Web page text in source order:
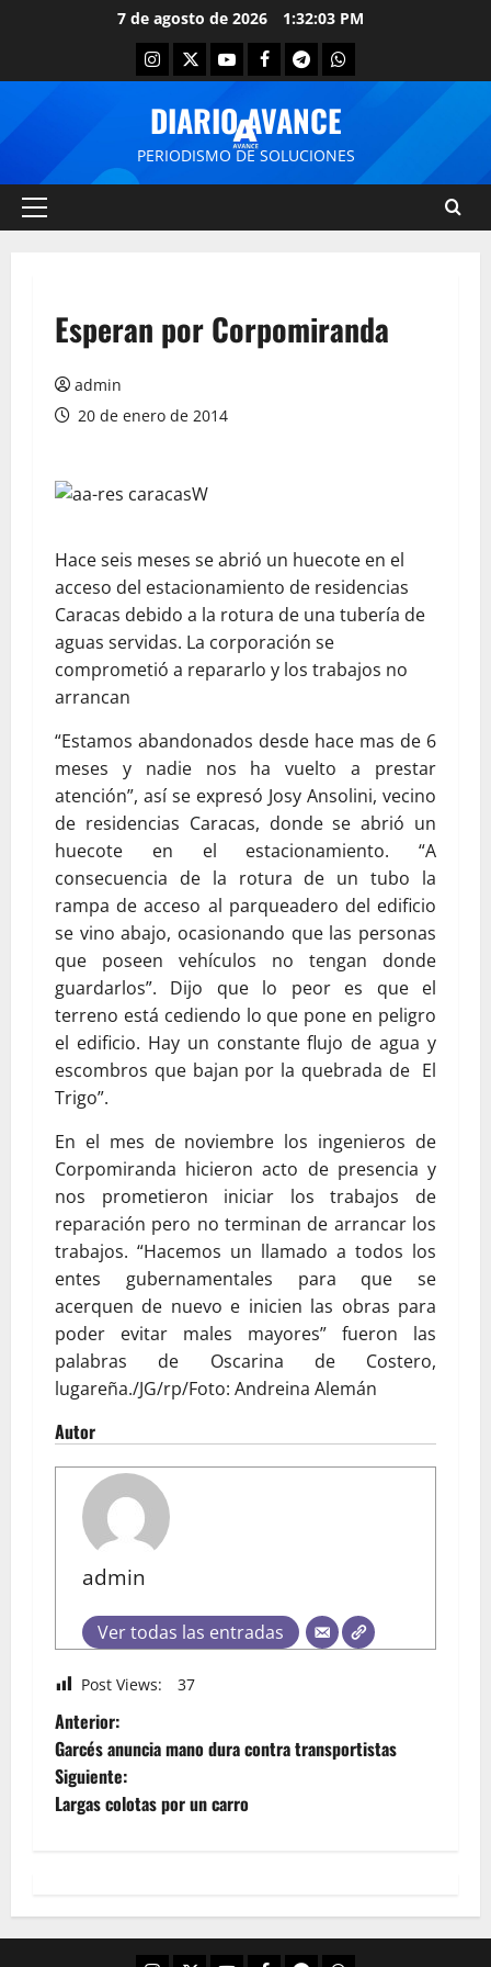
7 de agosto de 2026 1:32:03 PM
DIARIO AVANCE
PERIODISMO DE SOLUCIONES
Esperan por Corpomiranda
admin
20 de enero de 2014
Hace seis meses se abrió un huecote en el
acceso del estacionamiento de residencias
Caracas debido a la rotura de una tubería de
aguas servidas. La corporación se
comprometió a repararlo y los trabajos no
arrancan
“Estamos abandonados desde hace mas de 6
meses y nadie nos ha vuelto a prestar
atención”, así se expresó Josy Ansolini, vecino
de residencias Caracas, donde se abrió un
huecote en el estacionamiento. “A
consecuencia de la rotura de un tubo la
rampa de acceso al parqueadero del edificio
se vino abajo, ocasionando que las personas
que poseen vehículos no tengan donde
guardarlos”. Dijo que lo peor es que el
terreno está cediendo lo que pone en peligro
el edificio. Hay un constante flujo de agua y
escombros que bajan por la quebrada de El
Trigo”.
En el mes de noviembre los ingenieros de
Corpomiranda hicieron acto de presencia y
nos prometieron iniciar los trabajos de
reparación pero no terminan de arrancar los
trabajos. “Hacemos un llamado a todos los
entes gubernamentales para que se
acerquen de nuevo e inicien las obras para
poder evitar males mayores” fueron las
palabras de Oscarina de Costero,
lugareña./JG/rp/Foto: Andreina Alemán
Autor
admin
Ver todas las entradas
Post Views: 37
Anterior:
Garcés anuncia mano dura contra transportistas
Siguiente:
Largas colotas por un carro